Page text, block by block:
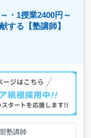
・1授業2400円～
する【塾講師】
塾講師